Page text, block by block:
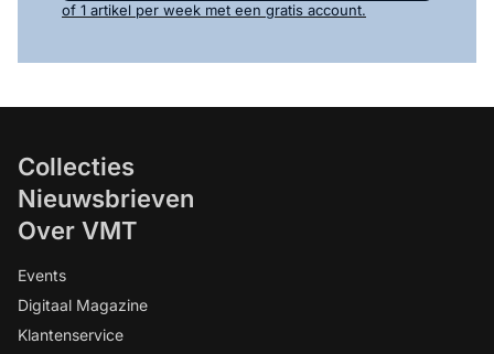
of 1 artikel per week met een gratis account.
Collecties
Nieuwsbrieven
Over VMT
Events
Digitaal Magazine
Klantenservice